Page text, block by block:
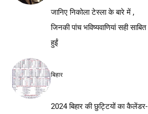
जानिए निकोला टेस्ला के बारे में ,
जिनकी पांच भविष्यवाणियां सही साबित
हुईं
बिहार
2024 बिहार की छुट्टियों का कैलेंडर-